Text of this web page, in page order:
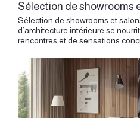
Sélection de showrooms
Sélection de showrooms et salons à Lyon Un projet d’architecture intérieure se nourrit de lieux, de matières, de rencontres et de sensations concrètes. Avant le chantier, avant les commandes, avant les choix définitifs, il existe un temps précieux : celui de la découverte. Voir une matière à la lumière naturelle, toucher une poignée, comparer deux essences de bois, observer la profondeur d’un tissu, comprendre l’échelle réelle d’un canapé ou la présence d’un luminaire change la perception d’un projet. À Lyon, les showrooms et les salons dédiés à l’habitat, au design, aux matériaux et à l’aménagement intérieur offrent de belles ressources pour affiner un projet. Ils permettent de passer d’une intention à une vision plus précise. Pour un appartement ancien, un canut, un logement contemporain, une maison ou un espace professionnel, ces visites apportent une matière vivante à la conception. Elles aident à choisir avec justesse, à hiérarchiser les envies et à construire une cohérence entre le lieu, les usages et l’atmosphère recherchée. Pourquoi visiter des showrooms pendant un projet d’architecture intérieure Un projet commence souvent par des mots : chaleur, sobriété, lumière, douceur, caractère, élégance, contraste, fluidité. Le rôle de l’architecture intérieure consiste à traduire ces mots en espaces, en matières, en volumes, en couleurs et en détails. Les showrooms permettent de donner corps à cette réflexion. Ils rendent les choix plus lisibles. Une image d’inspiration peut séduire, mais la matière réelle raconte davantage : son grain, son toucher, sa brillance, sa densité, sa manière de réagir à la lumière. Une rénovation complète permet d’inscrire les choix de showroom dans une vision globale des volumes, des matières, de la lumière et des usages. Voir les produits en situation aide aussi à comprendre les proportions. Un meuble peut sembler léger en photo et prendre une présence forte dans une pièce. Un carrelage peut paraître discret sur échantillon et devenir très expressif sur une grande surface. Un tissu peut transformer l’ambiance d’un salon. Un luminaire peut structurer tout un espace. Ces visites nourrissent le projet, à condition d’être accompagnées par une vision claire. Le showroom devient alors un outil de conception, et non une simple promenade décorative. La conception APS et APD permet de transformer les inspirations vues en showroom en choix cohérents, adaptés au lieu, au budget et au projet. Showrooms de mobilier Silvera Lyon Installé au Grand Hôtel-Dieu, ce showroom propose une sélection de mobilier design international et de pièces emblématiques. 📍 6 Cour du Midi, Grand Hôtel-Dieu, 69002 Lyon Roche Bobois Lyon Maison reconnue du design français, elle propose des collections audacieuses et contemporaines. 📍 9–11 Cours de la Liberté, 69003 Lyon Ligne Roset Lyon Référence du design français, avec des pièces iconiques et des collections actuelles. 📍 1–2 Quai Général Sarrail, 69006 Lyon BoConcept Lyon Spécialiste du mobilier scandinave contemporain, avec des solutions personnalisables adaptées aux appartements urbains. 📍 10 Cours de la Liberté, 69003 Lyon Showrooms cuisine et aménagement Bulthaup Lyon Showroom dédié aux cuisines haut de gamme, avec une approche minimaliste et architecturale. 📍 36 Rue Auguste Comte, 69002 Lyon Cassina Lyon Espace consacré au design italien contemporain et aux pièces emblématiques du mobilier moderne. 📍 27 Rue Auguste Comte, 69002 Lyon Poliform Lyon Showroom spécialisé dans les aménagements sur mesure : cuisines, dressings et mobilier. 📍 1 Rue du Colonel Chambonnet, 69002 Lyon Salons et événements design Foire de Lyon Grand rendez-vous annuel autour de l’habitat et de l’aménagement intérieur. 📍 Eurexpo Lyon Salon Habitat Lyon Événement dédié à la rénovation, à l’aménagement et aux solutions pour l’habitat. 📍 Eurexpo Lyon Lyon Design Festival Festival mettant en avant la créativité locale et les nouvelles tendances du design. 📍 Différents lieux dans Lyon Les quartiers du design à Lyon Les showrooms se concentrent principalement dans certains secteurs : La Presqu’île rue Auguste Comte rue du Colonel Chambonnet Grand Hôtel-Dieu Ce quartier constitue l’un des pôles historiques du design et de l’architecture intérieure à Lyon. Les showrooms de cuisines et d’agencements La cuisine occupe une place centrale dans de nombreux projets. Elle devient souvent un espace de vie, un lieu de partage, une pièce ouverte sur le séjour, un volume intégré dans l’architecture ou un élément fort du projet. Visiter un showroom de cuisines permet de comprendre la diversité des implantations, des finitions, des plans de travail, des façades, des poignées, des systèmes d’ouverture et des solutions de rangement. Mais le choix d’une cuisine dépasse largement la question du modèle. Il s’agit de penser une relation avec l’espace : comment la cuisine dialogue avec l’entrée, le séjour, la lumière, la circulation, la table, les rangements et les gestes du quotidien. Dans un appartement lyonnais ancien, une cuisine peut s’inscrire dans une niche, accompagner une cheminée, prolonger une pièce en enfilade ou s’ouvrir avec délicatesse sur le séjour. Dans un logement contemporain, elle peut devenir un volume sobre, intégré, presque architectural. Le showroom donne accès aux finitions. Le projet donne le sens. Les showrooms de salles de bains La salle de bains demande une approche très précise. Dans un appartement ancien, elle doit souvent trouver sa place dans des volumes contraints, avec des réseaux existants, des hauteurs spécifiques et des circulations à ajuster. Dans une maison ou un logement récent, elle peut devenir un espace plus généreux, pensé comme un lieu de calme et de soin. Les showrooms de salles de bains permettent de découvrir les vasques, robinetteries, receveurs, baignoires, meubles, miroirs, luminaires, faïences et accessoires. Ils aident aussi à mesurer l’importance du détail. Un mitigeur, une niche, un joint, une tablette, une paroi vitrée, une applique ou un miroir peuvent transformer l’usage et l’atmosphère de la pièce. La salle de bains réussie associe confort, précision et douceur. Le choix des matières joue un rôle essentiel : minéralité d’un carrelage, chaleur d’un bois traité, profondeur d’une teinte, douceur d’un enduit, finesse d’un métal brossé. La visite en showroom permet de